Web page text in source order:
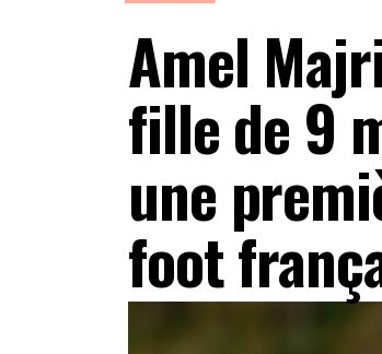
Amel
fille de 9
une
foot